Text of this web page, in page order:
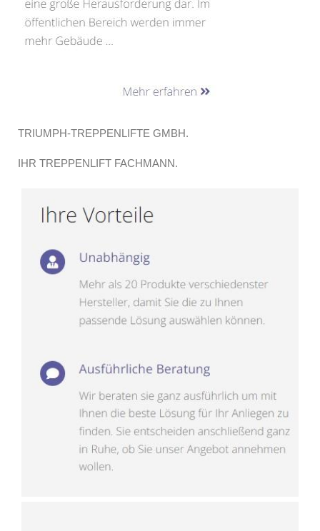
TRIUMPH-TREPPENLIFTE GMBH.
IHR TREPPENLIFT FACHMANN.